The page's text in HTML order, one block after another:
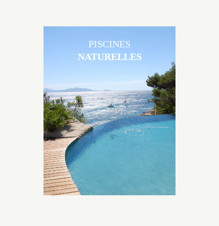
Les piscines en béton naturelles Jacques Brens sont
originales, elles s’intègrent parfaitement à leur
environnement grâce à un jeu de volume et de
matière sur-mesure conçu par notre bureau d’étude
spécialisé.
PISCINES
NATURELLES